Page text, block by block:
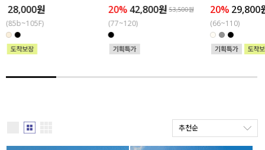
세트할인 ~30%
하객룩
티셔츠
블라우스
액티브웨어
언더웨어
28,000원
(85b~105F)
20%42,800원 53,500원
(77~120)
20% 29,800
(66~110)
추천순